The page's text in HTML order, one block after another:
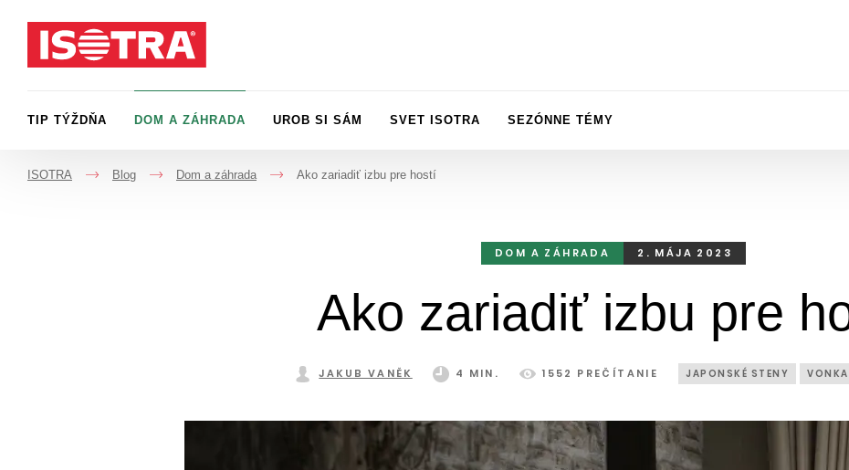
TIP TÝŽDŇA DOM A ZÁHRADA UROB SI SÁM SVET ISOTRA SEZÓNNE TÉMY
ISOTRA
->
Blog
->
Dom a záhrada
->
Ako zariadiť izbu pre hostí
DOM A ZÁHRADA 2. MÁJA 2023
Ako zariadiť izbu pre
JAKUB VANĚK 4 MIN. 1552 PREČÍTANIE JAPONSKÉ STENY